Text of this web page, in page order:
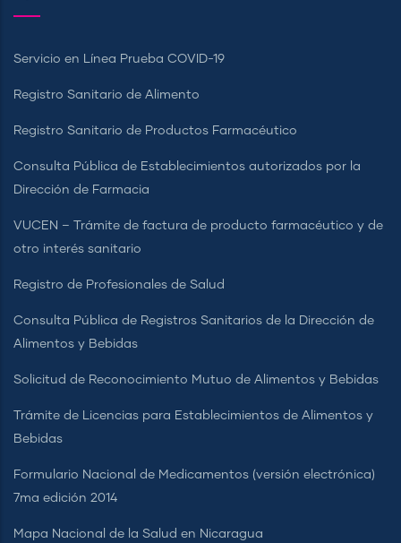
Servicio en Línea Prueba COVID-19
Registro Sanitario de Alimento
Registro Sanitario de Productos Farmacéutico
Consulta Pública de Establecimientos autorizados por la
Dirección de Farmacia
VUCEN – Trámite de factura de producto farmacéutico y de
otro interés sanitario
Registro de Profesionales de Salud
Consulta Pública de Registros Sanitarios de la Dirección de
Alimentos y Bebidas
Solicitud de Reconocimiento Mutuo de Alimentos y Bebidas
Trámite de Licencias para Establecimientos de Alimentos y
Bebidas
Formulario Nacional de Medicamentos (versión electrónica)
7ma edición 2014
Mapa Nacional de la Salud en Nicaragua